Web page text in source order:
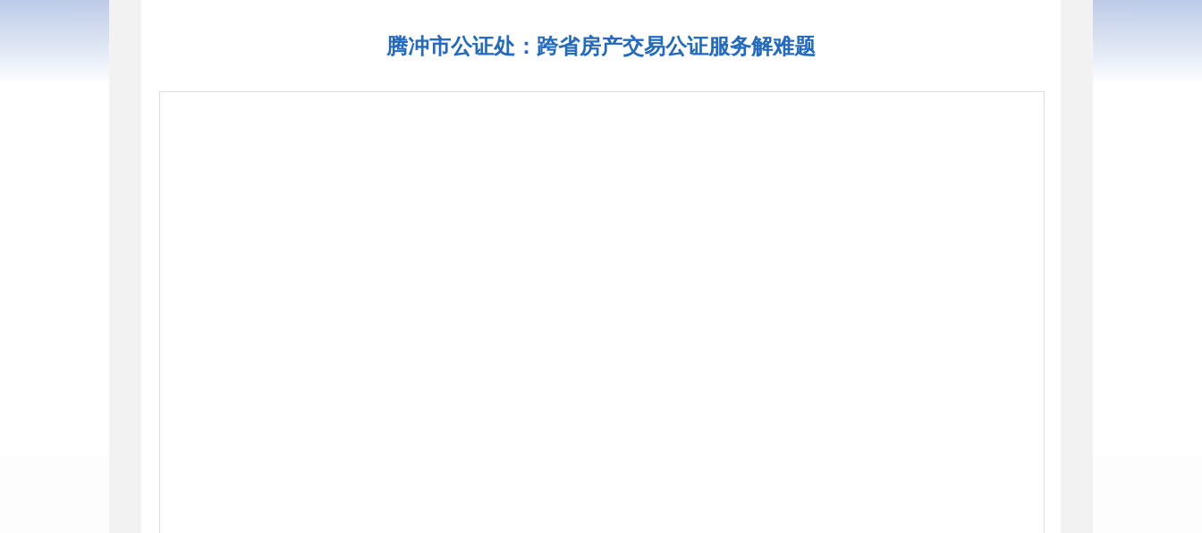
腾冲市公证处：跨省房产交易公证服务解难题